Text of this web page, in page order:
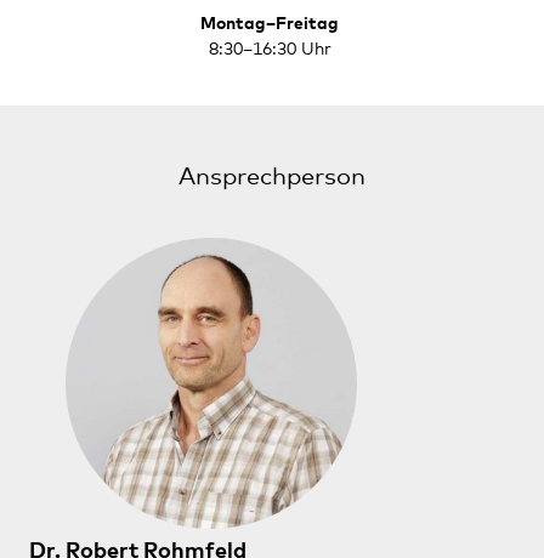
Montag–Freitag
8:30–16:30 Uhr
Ansprechperson
Dr. Robert Rohmfeld